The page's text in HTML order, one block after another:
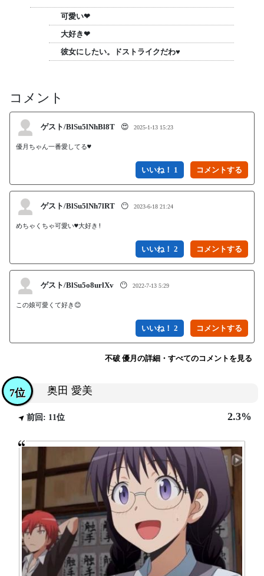
可愛い❤
大好き❤
彼女にしたい。ドストライクだわ♥
コメント
ゲスト/BlSu5lNhBl8T 😍 2025-1-13 15:23
優月ちゃん一番愛してる♥
いいね！ 1
ゲスト/BlSu5lNh7lRT 😶 2023-6-18 21:24
めちゃくちゃ可愛い♥大好き!
いいね！ 2
ゲスト/BlSu5o8urlXv 😶 2022-7-13 5:29
この娘可愛くて好き😊
いいね！ 2
不破 優月の詳細・すべてのコメントを見る
奥田 愛美
7位
前回: 11位 2.3%